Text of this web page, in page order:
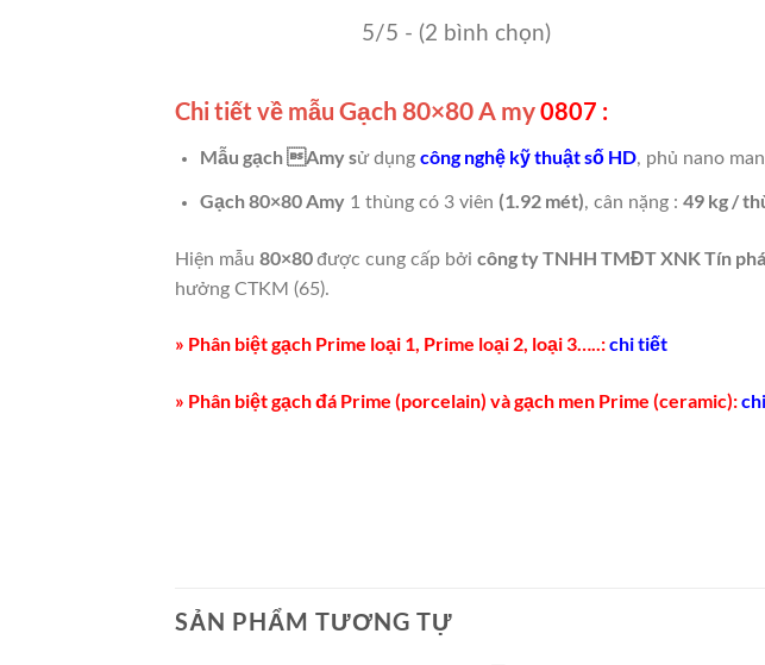
5/5 - (2 bình chọn)
Chi tiết về mẫu Gạch 80×80 A my0807 :
Mẫu gạch Amy sử dụng công nghệ kỹ thuật số HD, phủ nano
Gạch 80×80 Amy1 thùng có 3 viên (1.92 mét), cân nặng : 49 kg /
Hiện mẫu 80×80được cung cấp bởi công ty TNHH TMĐT XNK Tín
hưởng CTKM (65).
» Phân biệt gạch Prime loại 1, Prime loại 2, loại 3…..:chi tiết
» Phân biệt gạch đá Prime (porcelain) và gạch men Prime (ceramic):
SẢN PHẨM TƯƠNG TỰ